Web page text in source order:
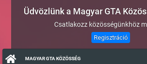
Üdvözlünk a Magyar GTA
Csatlakozz közösségünkhöz
Regisztráció
MAGYAR GTA KÖZÖSSÉG